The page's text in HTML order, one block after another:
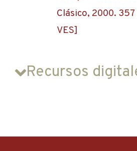
Clásico, 2000. 357
VES]
Recursos